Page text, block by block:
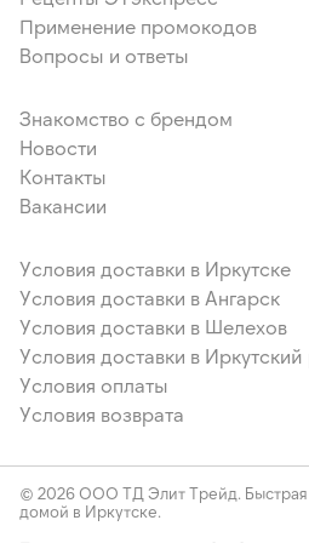
Применение промокодов
Вопросы и ответы
Знакомство с брендом
Новости
Контакты
Вакансии
Условия доставки в Иркутске
Условия доставки в Ангарск
Условия доставки в Шелехов
Условия доставки в
Условия оплаты
Условия возврата
© 2026 ООО ТД Элит Трейд. Быстрая
домой в Иркутске.